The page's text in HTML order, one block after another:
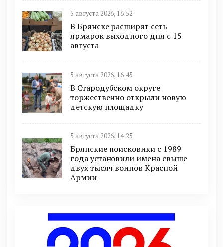
5 августа 2026, 16:52
В Брянске расширят сеть
ярмарок выходного дня с 15
августа
5 августа 2026, 16:45
В Стародубском округе
торжественно открыли новую
детскую площадку
5 августа 2026, 14:25
Брянские поисковики с 1989
года установили имена свыше
двух тысяч воинов Красной
Армии